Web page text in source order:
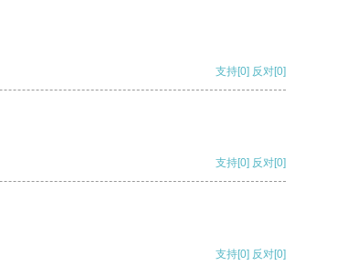
支持[0] 反对[0]
支持[0] 反对[0]
支持[0] 反对[0]